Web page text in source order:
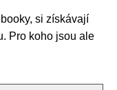
si získávají
Pro koho jsou ale